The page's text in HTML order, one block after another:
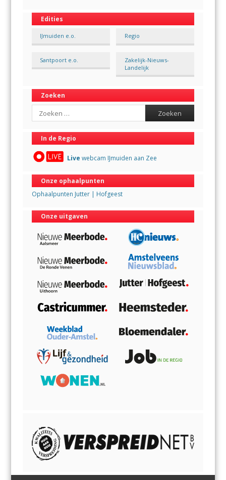
Edities
IJmuiden e.o. Regio
Santpoort e.o.
Zakelijk-Nieuws-
Landelijk
Zoeken
Search
In de Regio
Live webcam IJmuiden aan Zee
Onze ophaalpunten
Ophaalpunten Jutter | Hofgeest
Onze uitgaven